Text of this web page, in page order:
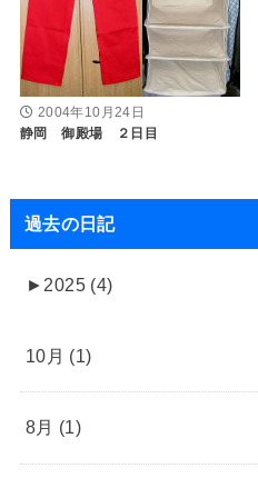
2004年10月24日
静岡 御殿場 ２日目
過去の日記
► 2025 (4)
10月 (1)
8月 (1)